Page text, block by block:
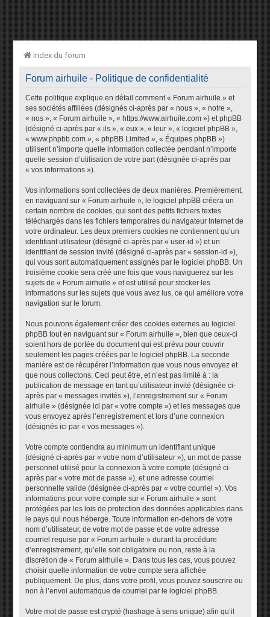
Index du forum
Forum airhuile - Politique de confidentialité
Cette politique explique en détail comment « Forum airhuile » et
ses sociétés affiliées (désignés ci-après par « nous », « notre »,
« nos », « Forum airhuile », « https://www.airhuile.com ») et phpBB
(désigné ci-après par « ils », « eux », « leur », « logiciel phpBB »,
« www.phpbb.com », « phpBB Limited », « Équipes phpBB »)
utilisent n’importe quelle information collectée pendant n’importe
quelle session d’utilisation de votre part (désignée ci-après par
« vos informations »).
Vos informations sont collectées de deux manières. Premièrement,
en naviguant sur « Forum airhuile », le logiciel phpBB créera un
certain nombre de cookies, qui sont des petits fichiers textes
téléchargés dans les fichiers temporaires du navigateur Internet de
votre ordinateur. Les deux premiers cookies ne contiennent qu’un
identifiant utilisateur (désigné ci-après par « user-id ») et un
identifiant de session invité (désigné ci-après par « session-id »),
qui vous sont automatiquement assignés par le logiciel phpBB. Un
troisième cookie sera créé une fois que vous naviguerez sur les
sujets de « Forum airhuile » et est utilisé pour stocker les
informations sur les sujets que vous avez lus, ce qui améliore votre
navigation sur le forum.
Nous pouvons également créer des cookies externes au logiciel
phpBB tout en naviguant sur « Forum airhuile », bien que ceux-ci
soient hors de portée du document qui est prévu pour couvrir
seulement les pages créées par le logiciel phpBB. La seconde
manière est de récupérer l’information que vous nous envoyez et
que nous collectons. Ceci peut être, et n’est pas limité à : la
publication de message en tant qu’utilisateur invité (désignée ci-
après par « messages invités »), l’enregistrement sur « Forum
airhuile » (désignée ici par « votre compte ») et les messages que
vous envoyez après l’enregistrement et lors d’une connexion
(désignés ici par « vos messages »).
Votre compte contiendra au minimum un identifiant unique
(désigné ci-après par « votre nom d’utilisateur »), un mot de passe
personnel utilisé pour la connexion à votre compte (désigné ci-
après par « votre mot de passe »), et une adresse courriel
personnelle valide (désignée ci-après par « votre courriel »). Vos
informations pour votre compte sur « Forum airhuile » sont
protégées par les lois de protection des données applicables dans
le pays qui nous héberge. Toute information en-dehors de votre
nom d’utilisateur, de votre mot de passe et de votre adresse
courriel requise par « Forum airhuile » durant la procédure
d’enregistrement, qu’elle soit obligatoire ou non, reste à la
discrétion de « Forum airhuile ». Dans tous les cas, vous pouvez
choisir quelle information de votre compte sera affichée
publiquement. De plus, dans votre profil, vous pouvez souscrire ou
non à l’envoi automatique de courriel par le logiciel phpBB.
Votre mot de passe est crypté (hashage à sens unique) afin qu’il